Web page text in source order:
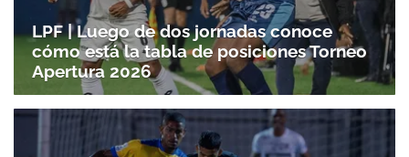
LPF | Luego de dos jornadas conoce
cómo está la tabla de posiciones Torneo
Apertura 2026